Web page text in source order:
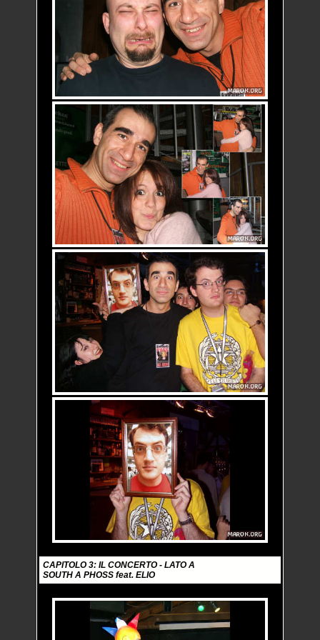
CAPITOLO 3: IL CONCERTO - LATO A
SOUTH A PHOSS feat. ELIO